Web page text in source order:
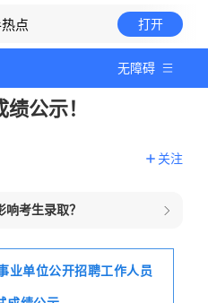
点 打开
无障碍
公示！
关注
考生录取？
业单位公开招聘工作人员